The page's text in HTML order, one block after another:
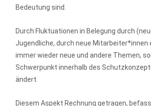
Bedeutung sind.
Durch Fluktuationen in Belegung durch
Jugendliche, durch neue Mitarbeiter*innen
immer wieder neue und andere Themen,
Schwerpunkt innerhalb des
ändert.
Diesem Aspekt Rechnung getragen,